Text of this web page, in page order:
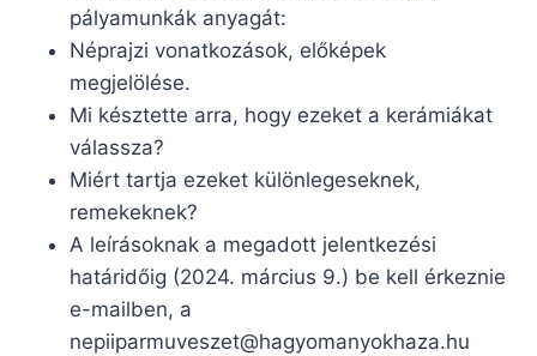
pályamunkák anyagát:
Néprajzi vonatkozások, előképek
megjelölése.
Mi késztette arra, hogy ezeket a kerámiákat
válassza?
Miért tartja ezeket különlegeseknek,
remekeknek?
A leírásoknak a megadott jelentkezési
határidőig (2024. március 9.) be kell érkeznie
e-mailben, a
nepiiparmuveszet@hagyomanyokhaza.hu